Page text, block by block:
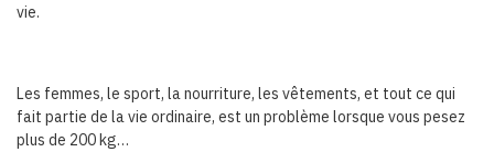
vie.
Les femmes, le sport, la nourriture, les vêtements, et tout ce qui
fait partie de la vie ordinaire, est un problème lorsque vous pesez
plus de 200 kg…